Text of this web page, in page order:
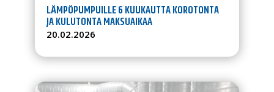
LÄMPÖPUMPUILLE 6 KUUKAUTTA KOROTONTA
JA KULUTONTA MAKSUAIKAA
20.02.2026